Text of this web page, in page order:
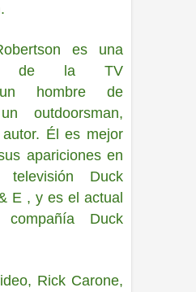
es una
de la TV
un hombre de
outdoorsman,
Él es mejor
apariciones en
Duck
E , y es el actual
Duck
Rick Carone,